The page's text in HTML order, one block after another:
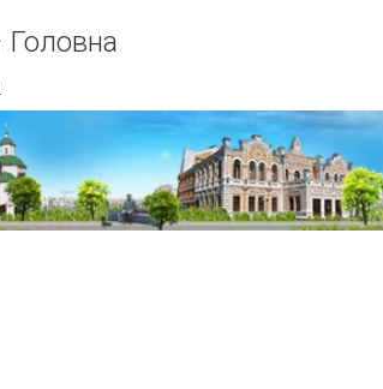
Головна